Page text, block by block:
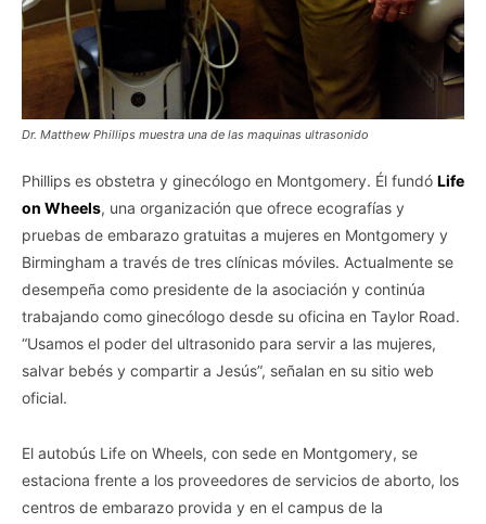
Dr. Matthew Phillips muestra una de las maquinas ultrasonido
Phillips es obstetra y ginecólogo en Montgomery. Él fundó Life
on Wheels, una organización que ofrece ecografías y
pruebas de embarazo gratuitas a mujeres en Montgomery y
Birmingham a través de tres clínicas móviles. Actualmente se
desempeña como presidente de la asociación y continúa
trabajando como ginecólogo desde su oficina en Taylor Road.
“Usamos el poder del ultrasonido para servir a las mujeres,
salvar bebés y compartir a Jesús”, señalan en su sitio web
oficial.
El autobús Life on Wheels, con sede en Montgomery, se
estaciona frente a los proveedores de servicios de aborto, los
centros de embarazo provida y en el campus de la